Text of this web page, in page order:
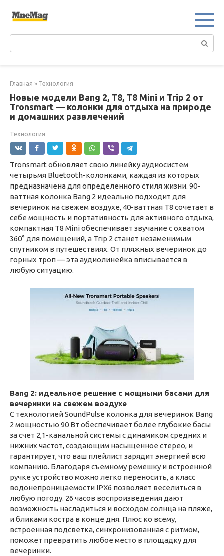
Главная » Технология
Новые модели Bang 2, T8, T8 Mini и Trip 2 от
Tronsmart — колонки для отдыха на природе
и домашних развлечений
Технология
Tronsmart обновляет свою линейку аудиосистем
четырьмя Bluetooth-колонками, каждая из которых
предназначена для определенного стиля жизни. 90-
ваттная колонка Bang 2 идеально подходит для
вечеринок на свежем воздухе, 40-ваттная T8 сочетает в
себе мощность и портативность для активного отдыха,
компактная T8 Mini обеспечивает звучание с охватом
360° для помещений, а Trip 2 станет незаменимым
спутником в путешествиях. От пляжных вечеринок до
горных троп — эта аудиолинейка вписывается в
любую ситуацию.
Bang 2: идеальное решение с мощными басами для
вечеринки на свежем воздухе
С технологией SoundPulse колонка для вечеринок Bang
2 мощностью 90 Вт обеспечивает более глубокие басы
за счет 2,1-канальной системы с динамиком средних и
нижних частот, создающим насыщенное стерео, и
гарантирует, что ваш плейлист зарядит энергией всю
компанию. Благодаря съемному ремешку и встроенной
ручке устройство можно легко переносить, а класс
водонепроницаемости IPX6 позволяет веселиться в
любую погоду. 26 часов воспроизведения дают
возможность насладиться и восходом солнца на пляже,
и бликами костра в конце дня. Плюс ко всему,
встроенная подсветка, синхронизованная с ритмом,
поможет превратить любое место в площадку для
вечеринки.